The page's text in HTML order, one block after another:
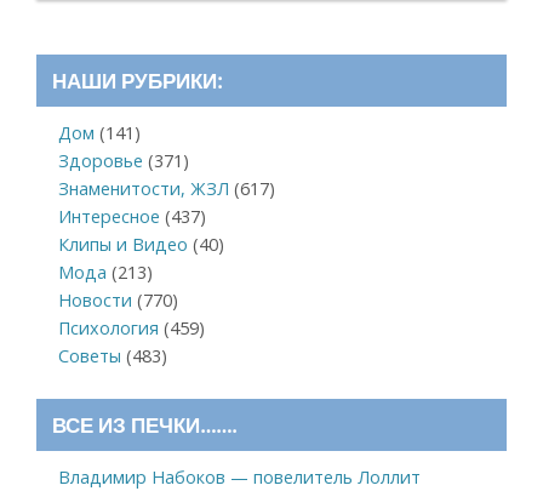
НАШИ РУБРИКИ:
Дом (141)
Здоровье (371)
Знаменитости, ЖЗЛ (617)
Интересное (437)
Клипы и Видео (40)
Мода (213)
Новости (770)
Психология (459)
Советы (483)
ВСЕ ИЗ ПЕЧКИ…….
Владимир Набоков — повелитель Лоллит